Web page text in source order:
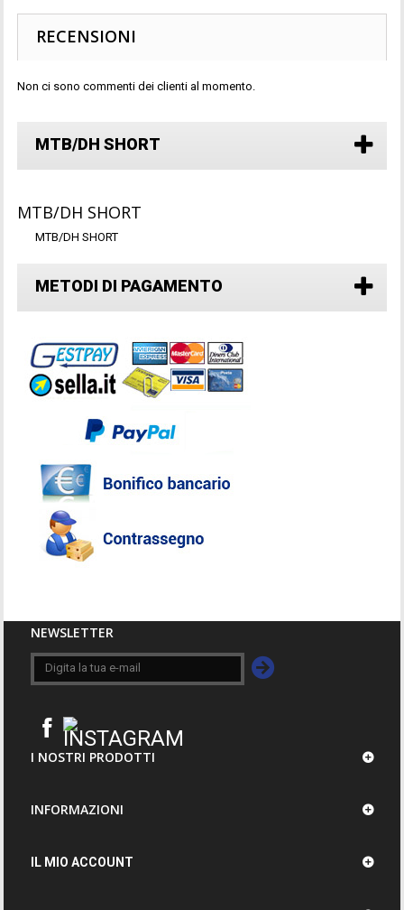
RECENSIONI
Non ci sono commenti dei clienti al momento.
MTB/DH SHORT
MTB/DH SHORT
MTB/DH SHORT
METODI DI PAGAMENTO
NEWSLETTER
I NOSTRI PRODOTTI
INFORMAZIONI
IL MIO ACCOUNT